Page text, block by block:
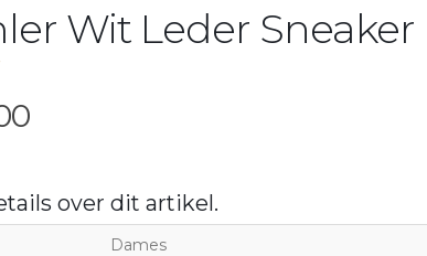
Wit Leder Sneaker
over dit artikel.
Dames